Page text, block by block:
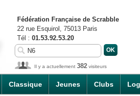
Classique Jeunes Clubs
Fédération Française de Scrabble
22 rue Esquirol, 75013 Paris
Tél : 01.53.92.53.20
Il y a actuellement 382 visiteurs